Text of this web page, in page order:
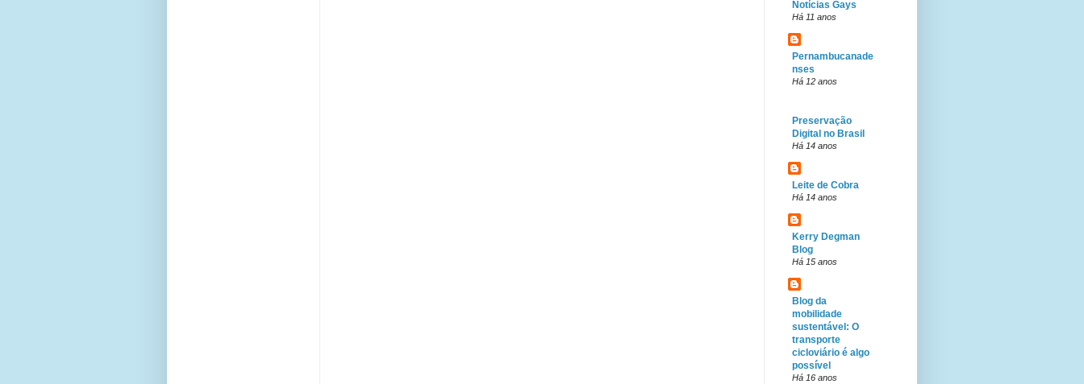
Notícias Gays
Há 11 anos
Pernambucanade
nses
Há 12 anos
Preservação
Digital no Brasil
Há 14 anos
Leite de Cobra
Há 14 anos
Kerry Degman
Blog
Há 15 anos
Blog da
mobilidade
sustentável: O
transporte
cicloviário é algo
possível
Há 16 anos